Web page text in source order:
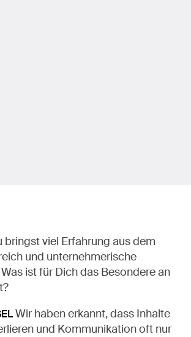
bringst viel Erfahrung aus dem
und unternehmerische
ist für Dich das Besondere an
Wir haben erkannt, dass Inhalte
und Kommunikation oft nur